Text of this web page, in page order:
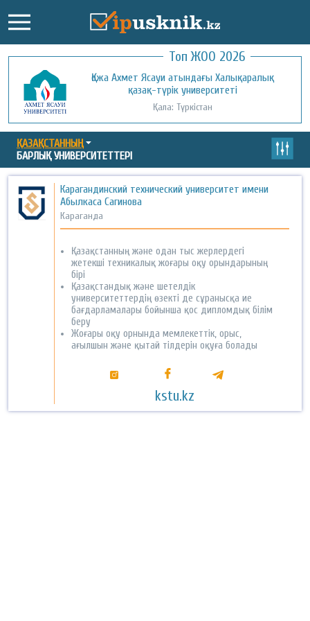
Топ ЖОО 2026
Қожа Ахмет Ясауи атындағы Халықаралық
қазақ-түрік университеті
Қала: Түркістан
Қызылорда ашық университеті
Қала: Қызылорда
ҚАЗАҚСТАННЫҢ
БАРЛЫҚ УНИВЕРСИТЕТТЕРІ
Карагандинский технический университет имени
Абылкаса Сагинова
Караганда
Қазақстанның және одан тыс жерлердегі
жетекші техникалық жоғары оқу орындарының
бірі
Қазақстандық және шетелдік
университеттердің өзекті де сұранысқа ие
бағдарламалары бойынша қос дипломдық білім
беру
Жоғары оқу орнында мемлекеттік, орыс,
ағылшын және қытай тілдерін оқуға болады
kstu.kz